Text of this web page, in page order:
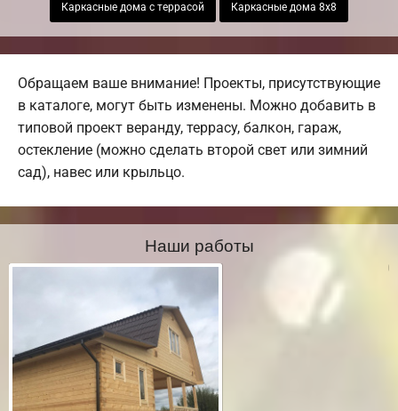
Каркасные дома с террасой Каркасные дома 8х8
Обращаем ваше внимание! Проекты, присутствующие
в каталоге, могут быть изменены. Можно добавить в
типовой проект веранду, террасу, балкон, гараж,
остекление (можно сделать второй свет или зимний
сад), навес или крыльцо.
Наши работы